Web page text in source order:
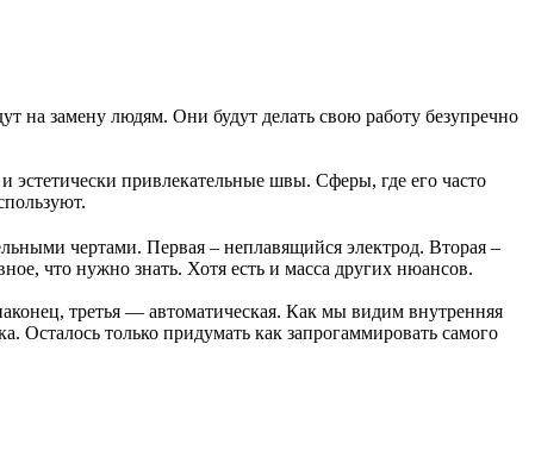
на замену людям. Они будут делать свою работу безупречно
привлекательные швы. Сферы, где его часто
чертами. Первая – неплавящийся электрод. Вторая –
что нужно знать. Хотя есть и масса других нюансов.
третья — автоматическая. Как мы видим внутренняя
Осталось только придумать как запрогаммировать самого